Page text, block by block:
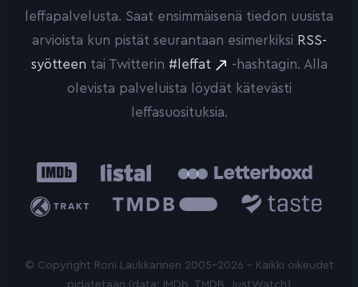
leffapalvelusta. Saat ensimmäisenä tiedon uusista
arvioista kun pistät seurantaan esimerkiksi RSS-
syötteen tai Twitterin #leffat
-hashtagin. Alla
olevista palveluista löydät kätevästi
leffasuosituksia.
IMDb Listal
Trakt
Database
© Copyright Roni Laukkarinen 2005-2026 - Kaikki oikeudet
pidätetään (data: IMDb, TMDB, JustWatch)